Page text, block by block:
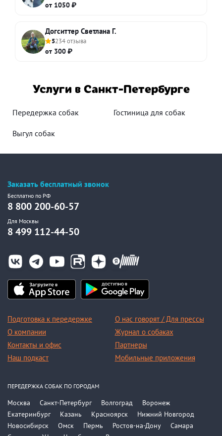
от 1050 ₽
Догситтер Светлана Г.
5234 отзыва
от 300 ₽
Услуги в Санкт-Петербурге
Передержка собак Гостиница для собак
Выгул собак
Заказать бесплатный звонок
Бесплатно по РФ
8 800 200-60-57
Для Москвы
8 499 112-44-50
Подготовка к передержке
О компании
Контакты и офис
Наш подкаст
О нас говорят / Для прессы
Журнал о собаках
Партнеры
Мобильные приложения
ПЕРЕДЕРЖКА СОБАК ПО ГОРОДАМ
Москва Санкт-Петербург Волгоград
Воронеж
Екатеринбург
Казань Красноярск
Нижний Новгород
Новосибирск
Омск Пермь Ростов-на-Дону
Самара